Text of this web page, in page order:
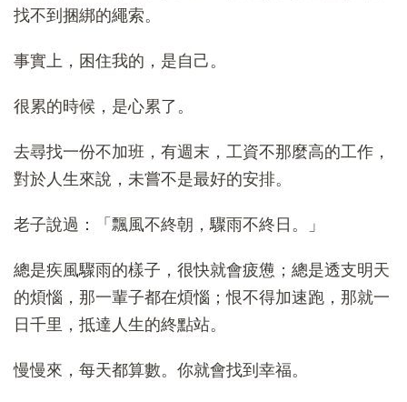
找不到捆綁的繩索。
事實上，困住我的，是自己。
很累的時候，是心累了。
去尋找一份不加班，有週末，工資不那麼高的工作，
對於人生來說，未嘗不是最好的安排。
老子說過：「飄風不終朝，驟雨不終日。」
總是疾風驟雨的樣子，很快就會疲憊；總是透支明天
的煩惱，那一輩子都在煩惱；恨不得加速跑，那就一
日千里，抵達人生的終點站。
慢慢來，每天都算數。你就會找到幸福。